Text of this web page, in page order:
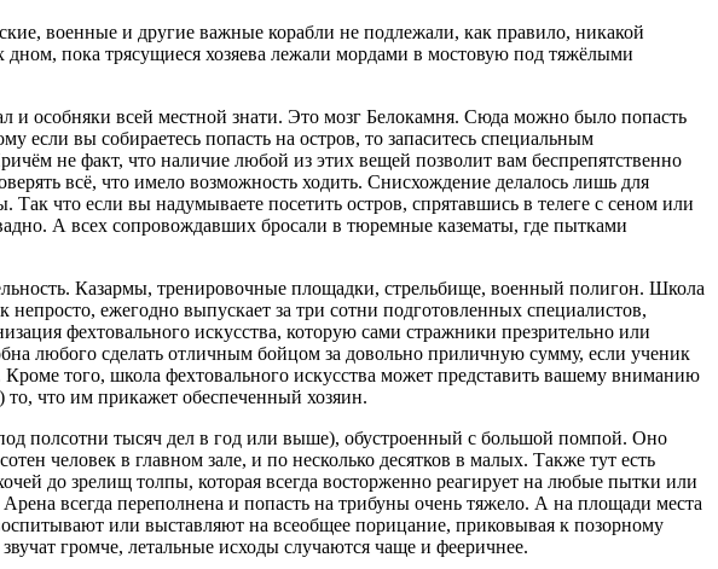
военные и другие важные корабли не подлежали, как правило, никакой
пока трясущиеся хозяева лежали мордами в мостовую под тяжёлыми
и особняки всей местной знати. Это мозг Белокамня. Сюда можно было попасть
если вы собираетесь попасть на остров, то запаситесь специальным
не факт, что наличие любой из этих вещей позволит вам беспрепятственно
всё, что имело возможность ходить. Снисхождение делалось лишь для
что если вы надумываете посетить остров, спрятавшись в телеге с сеном или
А всех сопровождавших бросали в тюремные казематы, где пытками
Казармы, тренировочные площадки, стрельбище, военный полигон. Школа
ежегодно выпускает за три сотни подготовленных специалистов,
фехтовального искусства, которую сами стражники презрительно или
любого сделать отличным бойцом за довольно приличную сумму, если ученик
того, школа фехтовального искусства может представить вашему вниманию
что им прикажет обеспеченный хозяин.
полсотни тысяч дел в год или выше), обустроенный с большой помпой. Оно
человек в главном зале, и по несколько десятков в малых. Также тут есть
до зрелищ толпы, которая всегда восторженно реагирует на любые пытки или
всегда переполнена и попасть на трибуны очень тяжело. А на площади места
или выставляют на всеобщее порицание, приковывая к позорному
громче, летальные исходы случаются чаще и фееричнее.